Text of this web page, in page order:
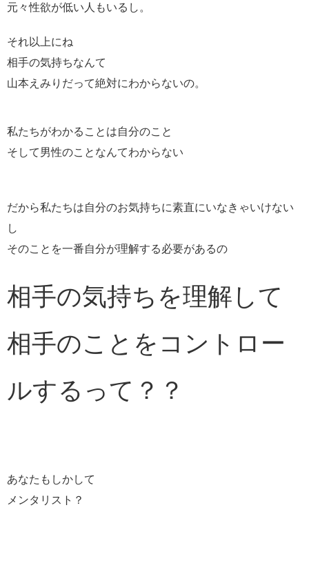
元々性欲が低い人もいるし。
それ以上にね
相手の気持ちなんて
山本えみりだって絶対にわからないの。
私たちがわかることは自分のこと
そして男性のことなんてわからない
だから私たちは自分のお気持ちに素直にいなきゃいけない
し
そのことを一番自分が理解する必要があるの
相手の気持ちを理解して
相手のことをコントロー
ルするって？？
あなたもしかして
メンタリスト？